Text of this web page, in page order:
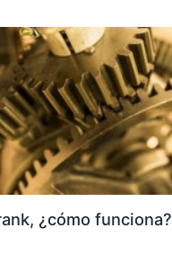
¿cómo funciona?